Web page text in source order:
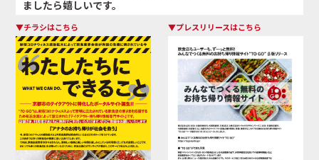
ましたら嬉しいです。
▼チラシはこちら ▼プレスリリースはこちら